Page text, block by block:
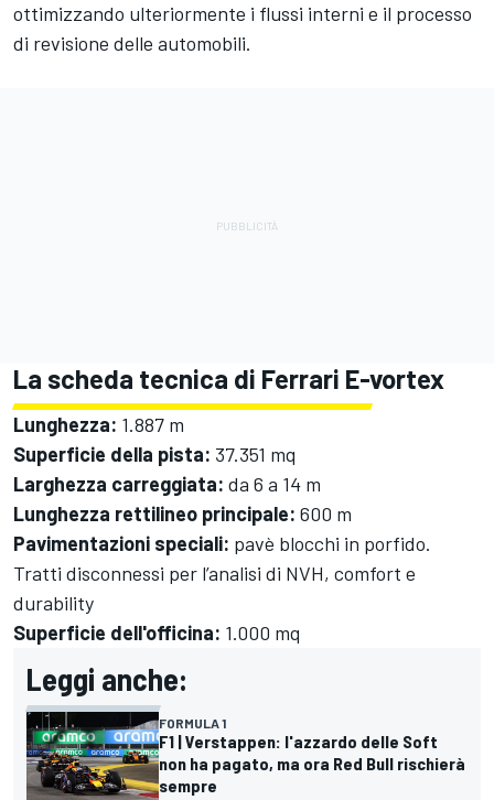
ottimizzando ulteriormente i flussi interni e il processo
di revisione delle automobili.
La scheda tecnica di Ferrari E-vortex
Lunghezza: 1.887 m
Superficie della pista: 37.351 mq
Larghezza carreggiata: da 6 a 14 m
Lunghezza rettilineo principale: 600 m
Pavimentazioni speciali: pavè blocchi in porfido.
Tratti disconnessi per l’analisi di NVH, comfort e
durability
Superficie dell'officina: 1.000 mq
Leggi anche:
FORMULA 1
F1 | Verstappen: l'azzardo delle Soft
non ha pagato, ma ora Red Bull rischierà
sempre